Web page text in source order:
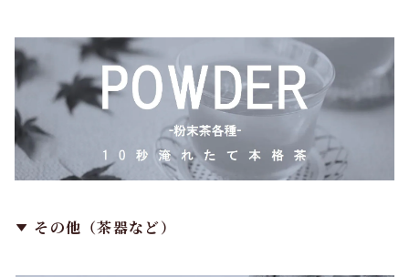
その他（茶器など）